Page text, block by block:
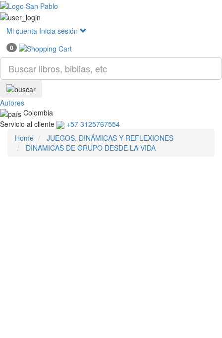
Mi cuenta Inicia sesión
0
Autores
Colombia
Servicio al cliente
+57 3125767554
Home
JUEGOS, DINÁMICAS Y REFLEXIONES
DINAMICAS DE GRUPO DESDE LA VIDA